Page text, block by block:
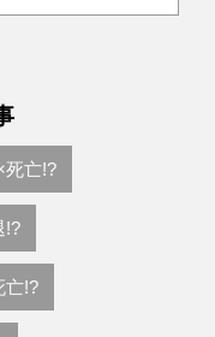
死亡!?
!?
亡!?